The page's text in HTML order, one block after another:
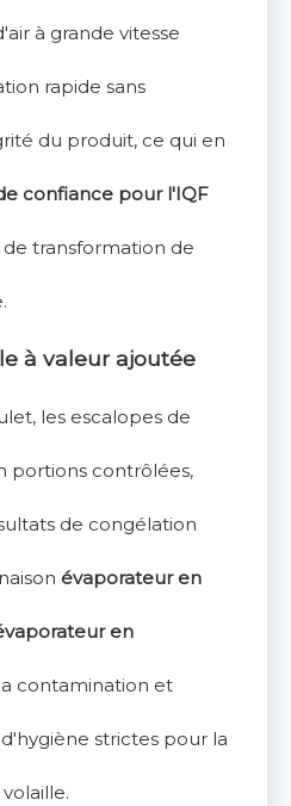
à grande vitesse
rapide sans
du produit, ce qui en
confiance pour l'IQF
de transformation de
à valeur ajoutée
les escalopes de
portions contrôlées,
de congélation
évaporateur en
en
contamination et
strictes pour la